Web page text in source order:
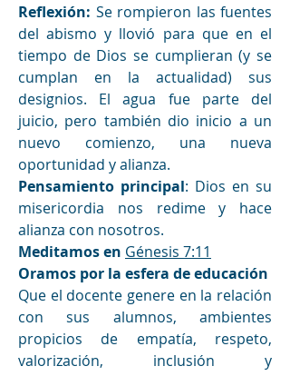
Reflexión: Se rompieron las fuentes
del abismo y llovió para que en el
tiempo de Dios se cumplieran (y se
cumplan en la actualidad) sus
designios. El agua fue parte del
juicio, pero también dio inicio a un
nuevo comienzo, una nueva
oportunidad y alianza.
Pensamiento principal: Dios en su
misericordia nos redime y hace
alianza con nosotros.
Meditamos en Génesis 7:11
Oramos por la esfera de educación
Que el docente genere en la relación
con sus alumnos, ambientes
propicios de empatía, respeto,
valorización, inclusión y